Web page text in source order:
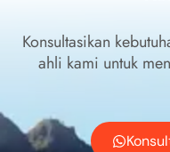
Konsultasikan
ahli kami untuk